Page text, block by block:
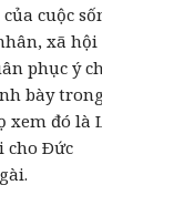
cuộc sống.
xã hội
phục ý chí
bày trong
xem đó là Lời
cho Ðức